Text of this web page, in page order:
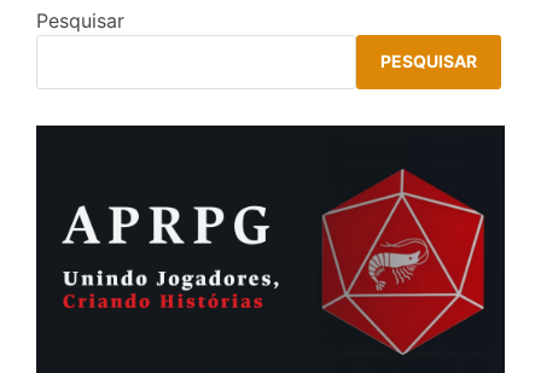
Pesquisar
PESQUISAR